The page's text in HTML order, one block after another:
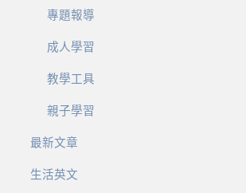
專題報導
成人學習
教學工具
親子學習
最新文章
生活英文